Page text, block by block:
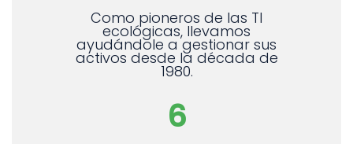
Como pioneros de las TI
ecológicas, llevamos
ayudándole a gestionar sus
activos desde la década de
1980.
6